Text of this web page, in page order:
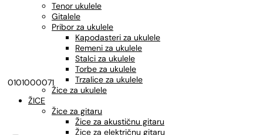
Tenor ukulele
Gitalele
Pribor za ukulele
Kapodasteri za ukulele
Remeni za ukulele
Stalci za ukulele
Torbe za ukulele
Trzalice za ukulele
Žice za ukulele
ŽICE
Žice za gitaru
Žice za akustičnu gitaru
Žice za električnu gitaru
0101000071